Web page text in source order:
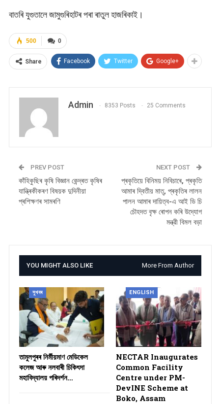
বাতৰি যুগুতালে জামুগুৰিহাটৰ পৰা ৰাতুল হাজৰিকাই।
0
500
Share Facebook Twitter Google+
Admin 8353 Posts 25 Comments
PREV POST
কাঁহিকুছিৰ কৃষি বিজ্ঞান কেন্দ্ৰত কৃষিৰ
যান্ত্ৰিকীকৰণ বিষয়ক দুদিনীয়া
প্ৰশিক্ষণৰ সামৰণি
NEXT POST
প্ৰকৃতিয়ে বিনিময় নিবিচাৰে, প্ৰকৃতি
আমাৰ দ্বিতীয় মাতৃ, প্ৰকৃতিৰ লালন
পালন আমাৰ দায়িত্ব-এ আই ডি চি
চৌহদত বৃক্ষ ৰোপন কৰি উদ্যোগ
মন্ত্রী বিমল বড়া
YOU MIGHT ALSO LIKE More From Author
সুখবৰ
তামুলপুৰৰ নিৰ্মীয়মাণ মেডিকেল
কলেজ আৰু নলবাৰী চিকিৎসা
মহাবিদ্যালয় পৰিদৰ্শন…
ENGLISH
NECTAR Inaugurates
Common Facility
Centre under PM-
DevINE Scheme at
Boko, Assam